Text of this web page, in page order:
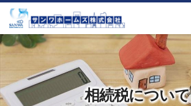
相続税について